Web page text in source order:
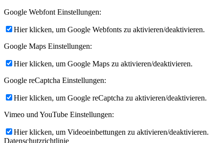
Google Webfont Einstellungen:
Hier klicken, um Google Webfonts zu aktivieren/deaktivieren.
Google Maps Einstellungen:
Hier klicken, um Google Maps zu aktivieren/deaktivieren.
Google reCaptcha Einstellungen:
Hier klicken, um Google reCaptcha zu aktivieren/deaktivieren.
Vimeo und YouTube Einstellungen:
Hier klicken, um Videoeinbettungen zu aktivieren/deaktivieren.
Datenschutzrichtlinie